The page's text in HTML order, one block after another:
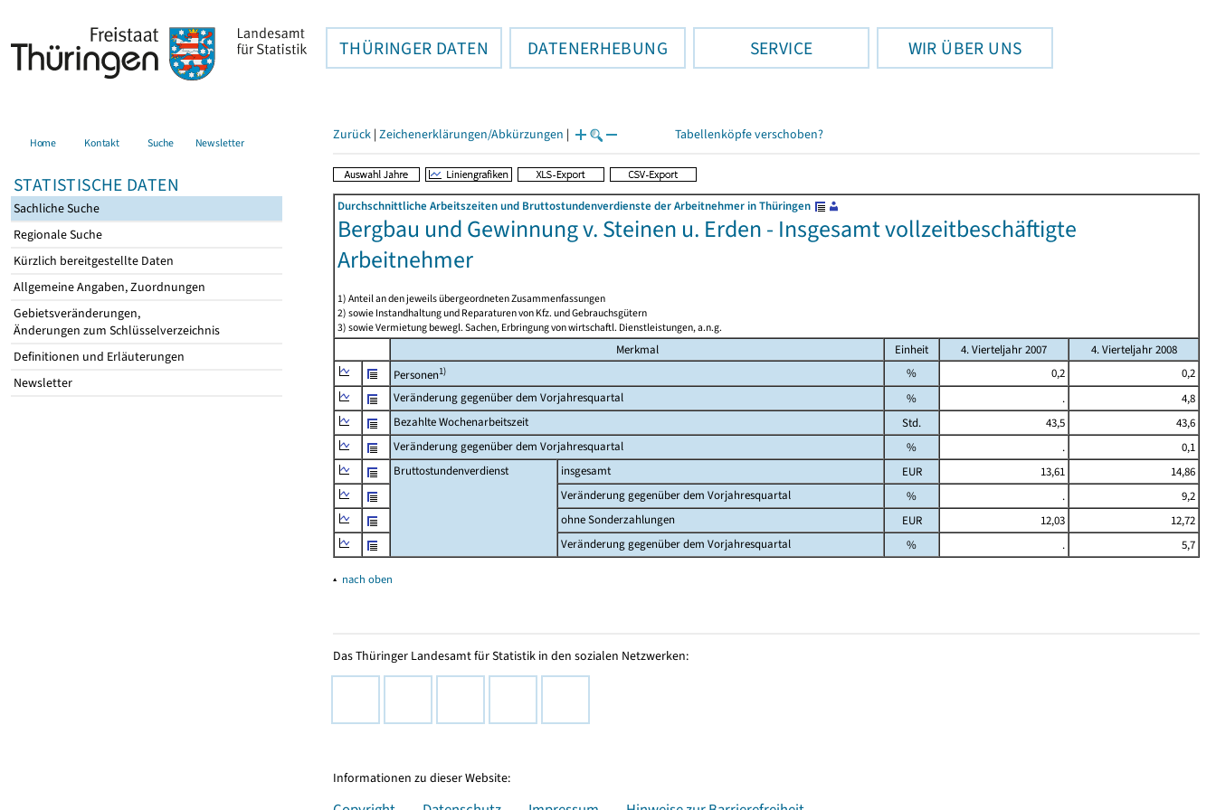
THÜRINGER DATEN DATENERHEBUNG SERVICE WIR ÜBER UNS
Home Kontakt Suche Newsletter
STATISTISCHE DATEN
Sachliche Suche
Regionale Suche
Kürzlich bereitgestellte Daten
Allgemeine Angaben, Zuordnungen
Gebietsveränderungen,
Änderungen zum Schlüsselverzeichnis
Definitionen und Erläuterungen
Newsletter
Zurück | Zeichenerklärungen/Abkürzungen | Tabellenköpfe verschoben?
Durchschnittliche Arbeitszeiten und Bruttostundenverdienste der Arbeitnehmer in Thüringen
Bergbau und Gewinnung v. Steinen u. Erden - Insgesamt vollzeitbeschäftigte
Arbeitnehmer
1) Anteil an den jeweils übergeordneten Zusammenfassungen
2) sowie Instandhaltung und Reparaturen von Kfz. und Gebrauchsgütern
3) sowie Vermietung bewegl. Sachen, Erbringung von wirtschaftl. Dienstleistungen, a.n.g.
Merkmal Einheit 4. Vierteljahr 2007
4. Vierteljahr 2008
Personen1) % 0,2
0,2
Veränderung gegenüber dem Vorjahresquartal
% .
4,8
Bezahlte Wochenarbeitszeit
Std. 43,5
43,6
Veränderung gegenüber dem Vorjahresquartal
% .
0,1
Bruttostundenverdienst
insgesamt EUR 13,61
14,86
Veränderung gegenüber dem Vorjahresquartal
% .
9,2
ohne Sonderzahlungen
EUR 12,03
12,72
Veränderung gegenüber dem Vorjahresquartal
% . 5,7
▴ nach oben
Das Thüringer Landesamt für Statistik in den sozialen Netzwerken:
Informationen zu dieser Website: